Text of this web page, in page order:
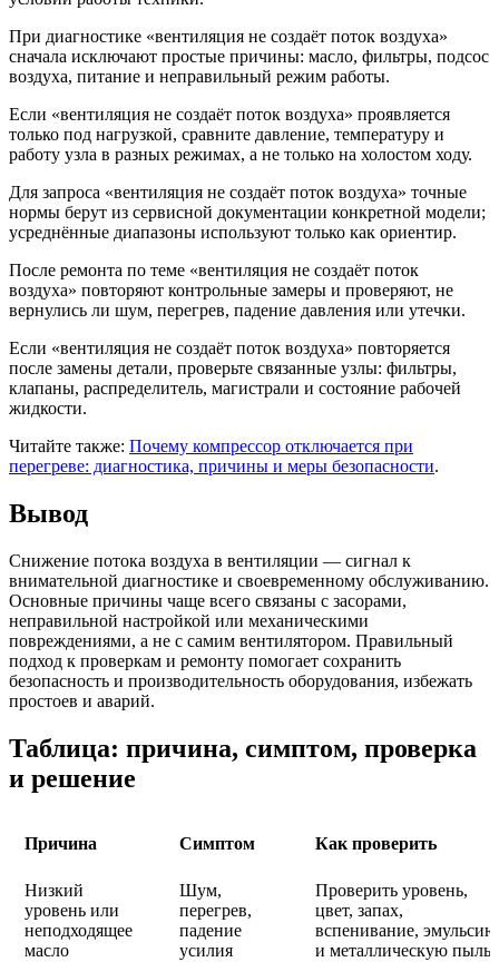
При диагностике «вентиляция не создаёт поток воздуха»
сначала исключают простые причины: масло, фильтры, подсос
воздуха, питание и неправильный режим работы.
Если «вентиляция не создаёт поток воздуха» проявляется
только под нагрузкой, сравните давление, температуру и
работу узла в разных режимах, а не только на холостом ходу.
Для запроса «вентиляция не создаёт поток воздуха» точные
нормы берут из сервисной документации конкретной модели;
усреднённые диапазоны используют только как ориентир.
После ремонта по теме «вентиляция не создаёт поток
воздуха» повторяют контрольные замеры и проверяют, не
вернулись ли шум, перегрев, падение давления или утечки.
Если «вентиляция не создаёт поток воздуха» повторяется
после замены детали, проверьте связанные узлы: фильтры,
клапаны, распределитель, магистрали и состояние рабочей
жидкости.
Читайте также: Почему компрессор отключается при
перегреве: диагностика, причины и меры безопасности.
Вывод
Снижение потока воздуха в вентиляции — сигнал к
внимательной диагностике и своевременному обслуживанию.
Основные причины чаще всего связаны с засорами,
неправильной настройкой или механическими
повреждениями, а не с самим вентилятором. Правильный
подход к проверкам и ремонту помогает сохранить
безопасность и производительность оборудования, избежать
простоев и аварий.
Таблица: причина, симптом, проверка
и решение
Причина Симптом Как проверить
Низкий
уровень или
неподходящее
масло
Шум,
перегрев,
падение
усилия
Проверить уровень,
цвет, запах,
вспенивание, эмульсию
и металлическую пыль